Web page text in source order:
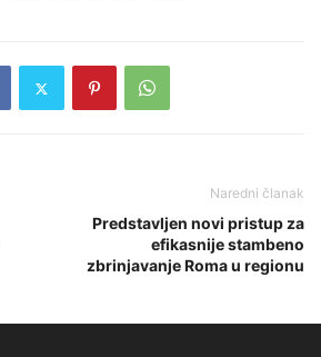
Naredni članak
Predstavljen novi pristup za
efikasnije stambeno
zbrinjavanje Roma u regionu